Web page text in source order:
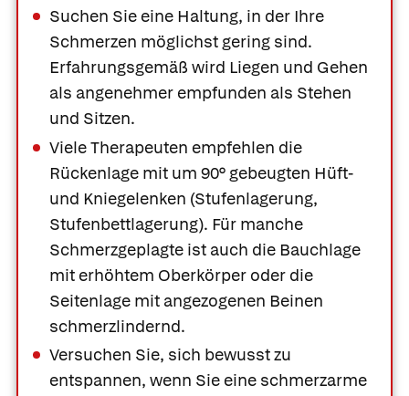
Suchen Sie eine Haltung, in der Ihre
Schmerzen möglichst gering sind.
Erfahrungsgemäß wird Liegen und Gehen
als angenehmer empfunden als Stehen
und Sitzen.
Viele Therapeuten empfehlen die
Rückenlage mit um 90° gebeugten Hüft-
und Kniegelenken (Stufenlagerung,
Stufenbettlagerung). Für manche
Schmerzgeplagte ist auch die Bauchlage
mit erhöhtem Oberkörper oder die
Seitenlage mit angezogenen Beinen
schmerzlindernd.
Versuchen Sie, sich bewusst zu
entspannen, wenn Sie eine schmerzarme
Was Ihre Apotheke
empfiehlt
Apotheken in
Ihrer Nähe